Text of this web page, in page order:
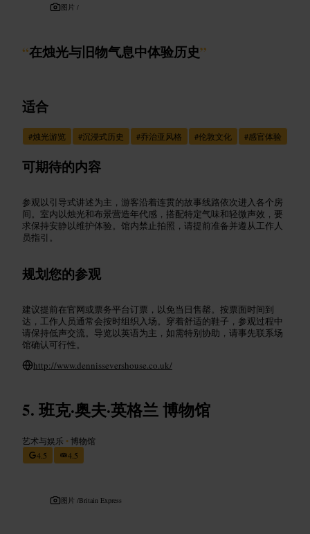
图片 /
“在烛光与旧物气息中体验历史”
适合
#烛光游览 #沉浸式历史 #乔治亚风格 #伦敦文化 #感官体验
可期待的内容
参观以引导式讲述为主，游客沿着连贯的故事线路依次进入各个房
间。室内以烛光和布景营造年代感，搭配特定气味和轻微声效，要
求保持安静以维护体验。馆内禁止拍照，请提前准备并遵从工作人
员指引。
规划您的参观
建议提前在官网或票务平台订票，以免当日售罄。按票面时间到
达，工作人员通常会按时组织入场。穿着舒适的鞋子，参观过程中
请保持低声交流。导览以英语为主，如需特别协助，请事先联系场
馆确认可行性。
http://www.dennissevershouse.co.uk/
班克·奥夫·英格兰 博物馆
艺术与娱乐 •博物馆
4.5
4.5
图片 /Britain Express